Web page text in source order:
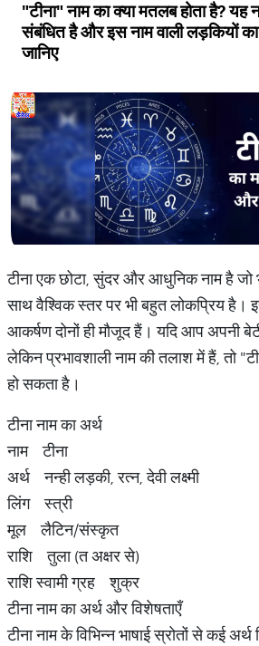
"टीना" नाम का क्या मतलब होता है? यह
संबंधित है और इस नाम वाली लड़कियों का
जानिए
टीना एक छोटा, सुंदर और आधुनिक नाम है
साथ वैश्विक स्तर पर भी बहुत लोकप्रिय है।
आकर्षण दोनों ही मौजूद हैं। यदि आप अपनी
लेकिन प्रभावशाली नाम की तलाश में हैं, तो
हो सकता है।
टीना नाम का अर्थ
नाम टीना
अर्थ नन्ही लड़की, रत्न, देवी लक्ष्मी
लिंग स्त्री
मूल लैटिन/संस्कृत
राशि तुला (त अक्षर से)
राशि स्वामी ग्रह शुक्र
टीना नाम का अर्थ और विशेषताएँ
टीना नाम के विभिन्न भाषाई स्रोतों से कई